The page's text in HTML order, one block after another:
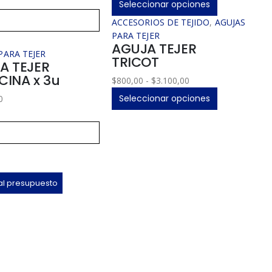
TEJER
TEJER
x 3u
presupuesto
Seleccionar opciones
ACCESORIOS DE TEJIDO, AGUJAS
PARA TEJER
AGUJA TEJER
TRICOT
$800,00 - $3.100,00
Seleccionar opciones